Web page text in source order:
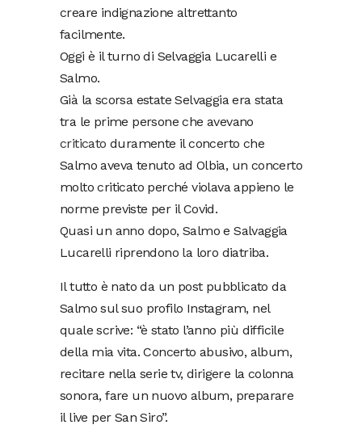
creare indignazione altrettanto
facilmente.
Oggi è il turno di Selvaggia Lucarelli e
Salmo.
Già la scorsa estate Selvaggia era stata
tra le prime persone che avevano
criticato duramente il concerto che
Salmo aveva tenuto ad Olbia, un concerto
molto criticato perché violava appieno le
norme previste per il Covid.
Quasi un anno dopo, Salmo e Salvaggia
Lucarelli riprendono la loro diatriba.
Il tutto è nato da un post pubblicato da
Salmo sul suo profilo Instagram, nel
quale scrive: “è stato l’anno più difficile
della mia vita. Concerto abusivo, album,
recitare nella serie tv, dirigere la colonna
sonora, fare un nuovo album, preparare
il live per San Siro”.